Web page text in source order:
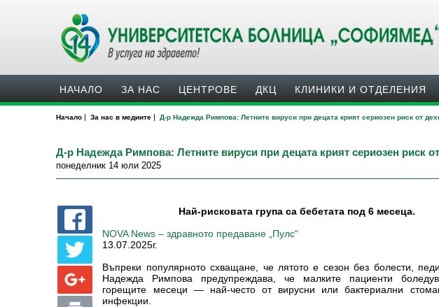
НАЧАЛО ЗА НАС ЦЕНТРОВЕ ДКЦ КЛИНИКИ И ОТДЕЛЕНИЯ
Начало | За нас в медиите | Д-р Надежда Римпова: Летните вируси при децата крият сериозен риск от
Д-р Надежда Римпова: Летните вируси при децата крият сериозен риск
понеделник 14 юли 2025
Най-рисковата група са бебетата под 6 месеца.
NOVA News – здравното предаване „Пулс“
13.07.2025г.
Въпреки популярното схващане, че лятото е сезон без болести,
Надежда Римпова предупреждава, че малките пациенти
горещите месеци — най-често от вирусни или бактериални
инфекции.